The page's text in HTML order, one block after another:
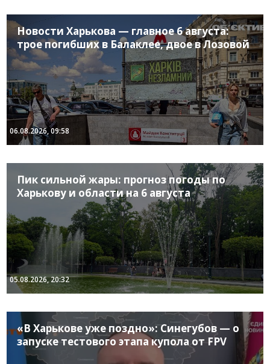
Новости Харькова — главное 6 августа:
трое погибших в Балаклее, двое в Лозовой
06.08.2026, 09:58
Пик сильной жары: прогноз погоды по
Харькову и области на 6 августа
05.08.2026, 20:32
«В Харькове уже поздно»: Синегубов — о
запуске тестового этапа купола от FPV